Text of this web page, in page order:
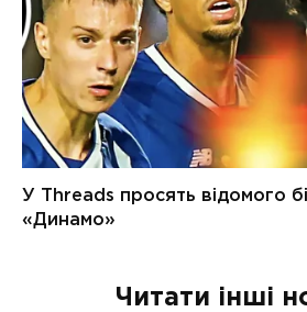
Читати інші